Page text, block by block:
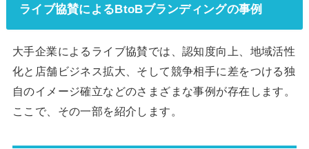
ライブ協賛によるBtoBブランディングの事例
大手企業によるライブ協賛では、認知度向上、地域活性
化と店舗ビジネス拡大、そして競争相手に差をつける独
自のイメージ確立などのさまざまな事例が存在します。
ここで、その一部を紹介します。